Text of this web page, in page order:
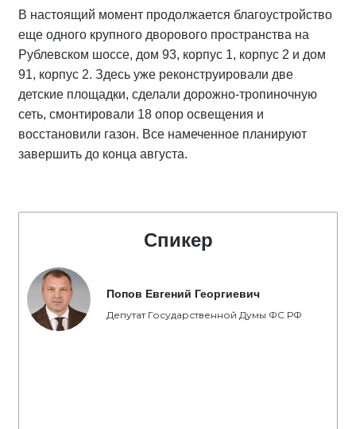
В настоящий момент продолжается благоустройство
еще одного крупного дворового пространства на
Рублевском шоссе, дом 93, корпус 1, корпус 2 и дом
91, корпус 2. Здесь уже реконструировали две
детские площадки, сделали дорожно-тропиночную
сеть, смонтировали 18 опор освещения и
восстановили газон. Все намеченное планируют
завершить до конца августа.
Спикер
Попов Евгений Георгиевич
Депутат Государственной Думы ФС РФ